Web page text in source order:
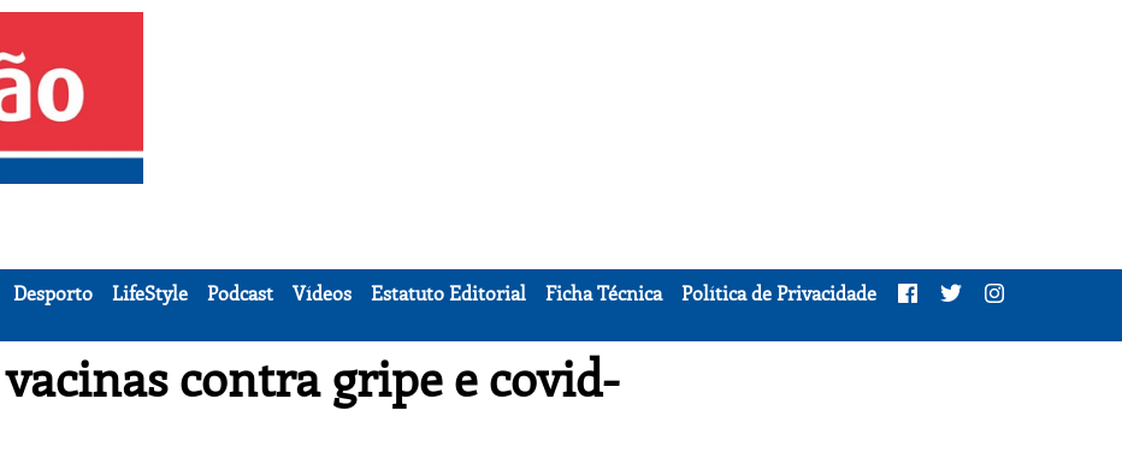
Desporto LifeStyle Podcast Vídeos Estatuto Editorial Ficha Técnica
Política de Privacidade
contra gripe e covid-